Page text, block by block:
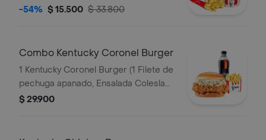
mayonesa premium y mantequilla) + 1
-54% $ 15.500 $ 33.800
Combo Kentucky Coronel Burger
1 Kentucky Coronel Burger (1 Filete de
pechuga apanado, Ensalada Coleslaw,
BBQ y mantequilla) + 1 Papa Pequeña
$ 29.900